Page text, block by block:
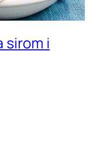
sirom i